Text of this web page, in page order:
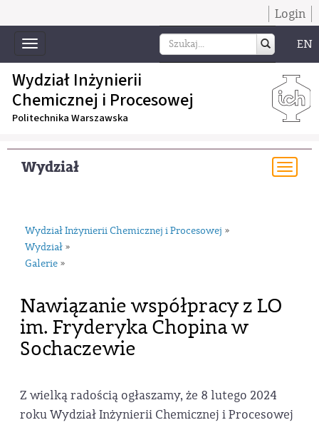
Login
Toggle
navigation
EN
Wydział Inżynierii
Chemicznej i Procesowej
Politechnika Warszawska
Wydział
Wydział Inżynierii Chemicznej i Procesowej »
Wydział »
Galerie »
Nawiązanie współpracy z LO
im. Fryderyka Chopina w
Sochaczewie
Z wielką radością ogłaszamy, że 8 lutego 2024
roku Wydział Inżynierii Chemicznej i Procesowej